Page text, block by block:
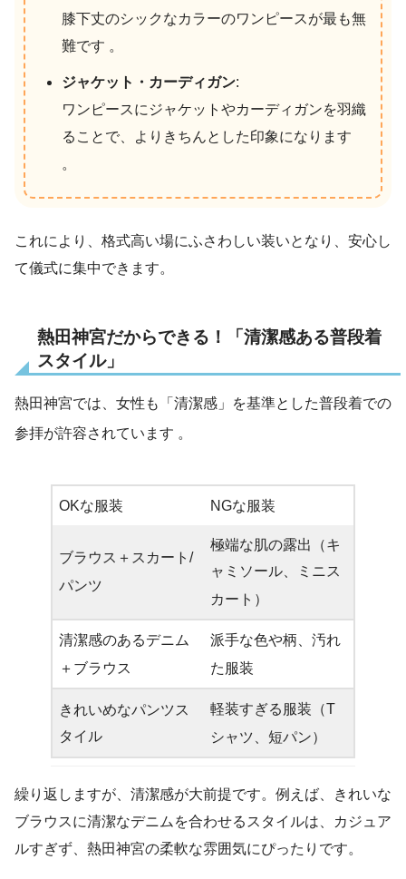
膝下丈のシックなカラーのワンピースが最も無
難です 。
ジャケット・カーディガン:
ワンピースにジャケットやカーディガンを羽織
ることで、よりきちんとした印象になります
。
これにより、格式高い場にふさわしい装いとなり、安心し
て儀式に集中できます。
熱田神宮だからできる！「清潔感ある普段着
スタイル」
熱田神宮では、女性も「清潔感」を基準とした普段着での
参拝が許容されています 。
OKな服装 NGな服装
ブラウス＋スカート/
パンツ
極端な肌の露出（キ
ャミソール、ミニス
カート）
清潔感のあるデニム
＋ブラウス
派手な色や柄、汚れ
た服装
きれいめなパンツス
タイル
軽装すぎる服装（T
シャツ、短パン）
繰り返しますが、清潔感が大前提です。例えば、きれいな
ブラウスに清潔なデニムを合わせるスタイルは、カジュア
ルすぎず、熱田神宮の柔軟な雰囲気にぴったりです。